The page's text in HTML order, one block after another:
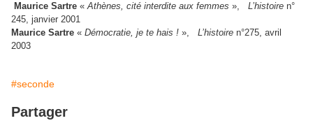
Maurice Sartre «Athènes, cité interdite aux femmes », L’histoire n°
245, janvier 2001
Maurice Sartre « Démocratie, je te hais ! », L’histoire n°275, avril
2003
#seconde
Partager